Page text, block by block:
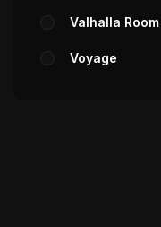
Valhalla Room
Voyage